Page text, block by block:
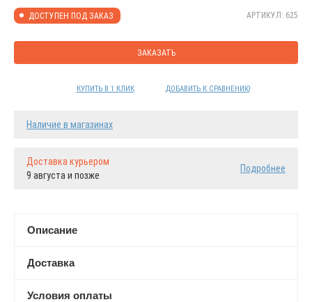
ДОСТУПЕН ПОД ЗАКАЗ АРТИКУЛ: 625
ЗАКАЗАТЬ
КУПИТЬ В 1 КЛИК ДОБАВИТЬ К СРАВНЕНИЮ
Наличие в магазинах
Доставка курьером
9 августа и позже
Подробнее
Описание
Доставка
Условия оплаты